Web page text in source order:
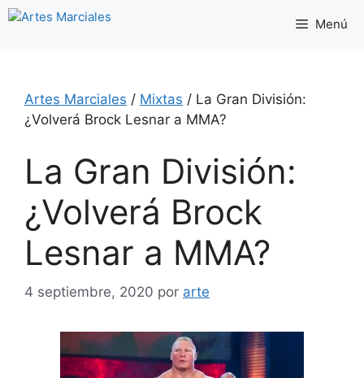
Saltar
Menú
Artes Marciales / Mixtas / La Gran División:
¿Volverá Brock Lesnar a MMA?
La Gran División:
¿Volverá Brock
Lesnar a MMA?
4 septiembre, 2020 por arte